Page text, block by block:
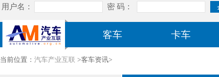
客车 卡车
当前位置： 汽车产业互联 >客车资讯>